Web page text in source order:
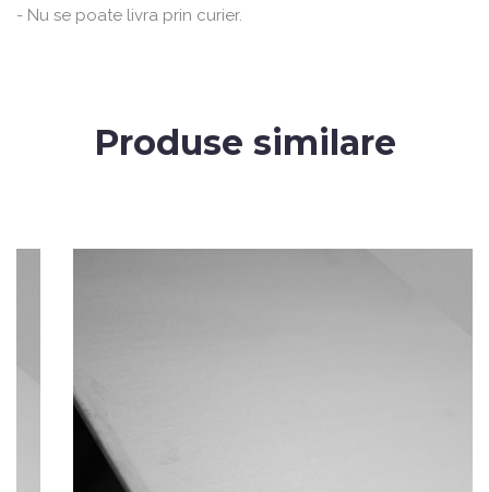
- Nu se poate livra prin curier.
Produse similare